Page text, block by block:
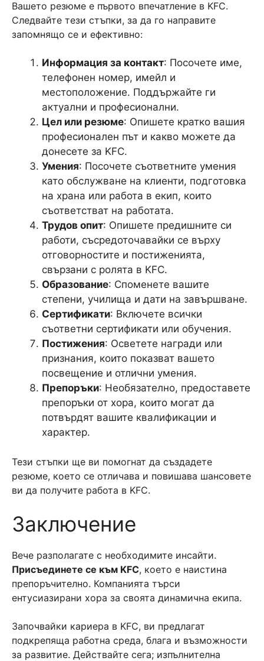
Вашето резюме е първото впечатление в KFC.
Следвайте тези стъпки, за да го направите
запомнящо се и ефективно:
Информация за контакт: Посочете име,
телефонен номер, имейл и
местоположение. Поддържайте ги
актуални и професионални.
Цел или резюме: Опишете кратко вашия
професионален път и какво можете да
донесете за KFC.
Умения: Посочете съответните умения
като обслужване на клиенти, подготовка
на храна или работа в екип, които
съответстват на работата.
Трудов опит: Опишете предишните си
работи, съсредоточавайки се върху
отговорностите и постиженията,
свързани с ролята в KFC.
Образование: Споменете вашите
степени, училища и дати на завършване.
Сертификати: Включете всички
съответни сертификати или обучения.
Постижения: Осветете награди или
признания, които показват вашето
посвещение и отлични умения.
Препоръки: Необязателно, предоставете
препоръки от хора, които могат да
потвърдят вашите квалификации и
характер.
Тези стъпки ще ви помогнат да създадете
резюме, което се отличава и повишава шансовете
ви да получите работа в KFC.
Заключение
Вече разполагате с необходимите инсайти.
Присъединете се към KFC, което е наистина
препоръчително. Компанията търси
ентусиазирани хора за своята динамична екипа.
Започвайки кариера в KFC, ви предлагат
подкрепяща работна среда, блага и възможности
за развитие. Действайте сега; изпълнителна